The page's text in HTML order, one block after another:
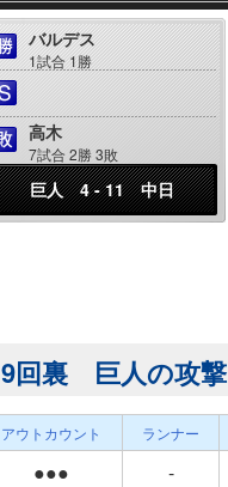
バルデス
1試合 1勝
高木
7試合 2勝 3敗
巨人 4 - 11 中日
9回裏 巨人の攻撃
アウトカウント ランナー
●●● -